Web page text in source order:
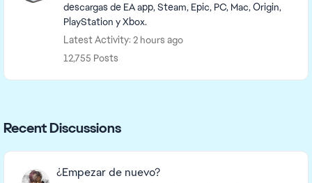
descargas de EA app, Steam, Epic, PC, Mac, Origin,
PlayStation y Xbox.
Latest Activity: 2 hours ago
12,755 Posts
Recent Discussions
¿Empezar de nuevo?